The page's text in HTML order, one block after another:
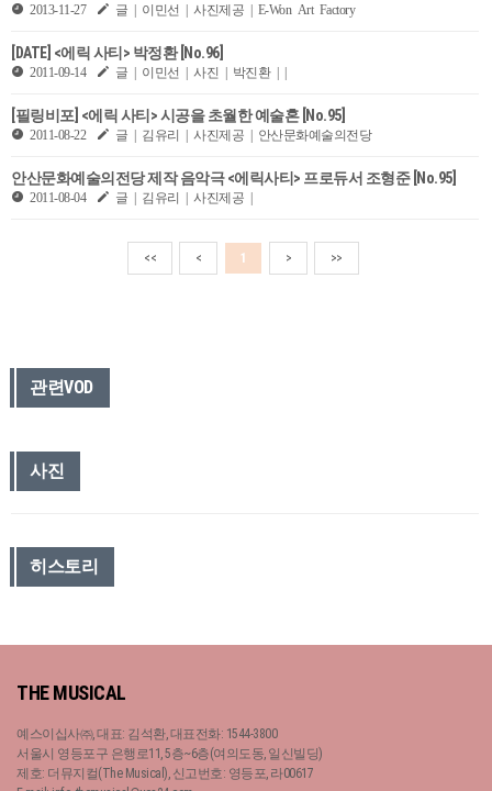
2013-11-27 글 | 이민선 | 사진제공 | E-Won Art Factory
[DATE] <에릭 사티> 박정환 [No.96]
2011-09-14 글 | 이민선 | 사진 | 박진환 | |
[필링비포] <에릭 사티> 시공을 초월한 예술혼 [No.95]
2011-08-22 글 | 김유리 | 사진제공 | 안산문화예술의전당
안산문화예술의전당 제작 음악극 <에릭사티> 프로듀서 조형준 [No.95]
2011-08-04 글 | 김유리 | 사진제공 |
<< < 1 > >>
관련VOD
사진
히스토리
THE MUSICAL
예스이십사㈜, 대표: 김석환, 대표전화: 1544-3800
서울시 영등포구 은행로11, 5층~6층(여의도동, 일신빌딩)
제호: 더뮤지컬(The Musical), 신고번호: 영등포, 라00617